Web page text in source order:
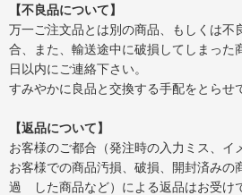
【不良品について】
万一ご注文品とは別の商品、もしくは不
合、また、輸送途中に破損してしまった
日以内にご連絡下さい。
すみやかに良品と交換する手配をとらせ
【返品について】
お客様のご都合（発注時の入力ミス、イ
お客様での商品汚損、破損、開封済みの
過 した商品など）による返品はお受け